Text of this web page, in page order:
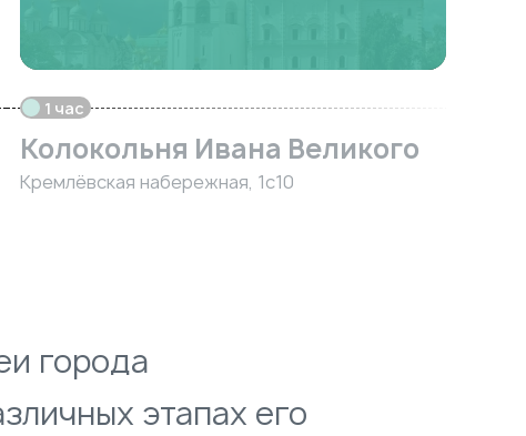
1 час
Колокольня Ивана Великого
Кремлёвская набережная, 1с10
города
этапах его